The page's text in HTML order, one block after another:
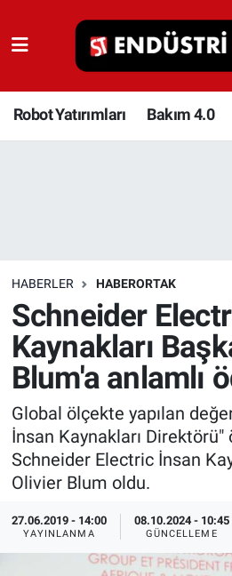
Robot Yatırımları Bakım 4.0
HABERLER HABERORTAK
Schneider
Kaynakları
Blum'a anlamlı
Global ölçekte yapılan
İnsan Kaynakları
Schneider Electric İnsan
Olivier Blum oldu.
27.06.2019 - 14:00
YAYINLANMA
08.10.2024 - 10:45
GÜNCELLEME
Robot Yatırımları
Bakım 4.0
İnşaat ve Malzeme
HaberOrtak
EndüstriST
Enerjisini Üreten Fabrikalar
Endüstri 4.0 Uygulamaları
Ağır Sanayi Çözümleri